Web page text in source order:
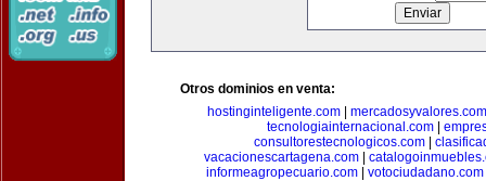
Otros dominios en venta:
hostinginteligente.com
mercadosyvalores.com
tecnologiainternacional.com|
consultorestecnologicos.com
vacacionescartagena.com
informeagropecuario.com| votociudadano.com